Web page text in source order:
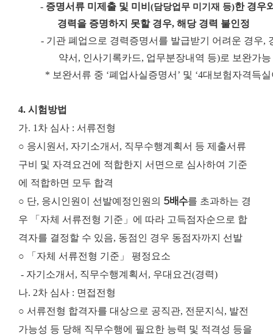
- 증명서류 미제출 및 미비(담당업무 미기재 등)한 경우
경력을 증명하지 못할 경우,해당 경력 불인정
- 기관 폐업으로 경력증명서를 발급받기 어려운 경우,
약서 , 인사기록카드, 업무분장내역 등)로 보완가능
* 보완서류 중 ‘폐업사실증명서 ’ 및 ‘4대보험자격득
4. 시험방법
가. 1차 심사 : 서류전형
○ 응시원서, 자기소개서, 직무수행계획서 등 제출서류
구비 및 자격요건에 적합한지 서면으로 심사하여 기준
에 적합하면 모두 합격
○ 단, 응시인원이 선발예정인원의 5배수를 초과하는 경
우 「자체 서류전형 기준」에 따라 고득점자순으로 합
격자를 결정할 수 있음, 동점인 경우 동점자까지 선발
○ 「자체 서류전형 기준」 평정요소
- 자기소개서, 직무수행계획서, 우대요건(경력)
나. 2차 심사 : 면접전형
○ 서류전형 합격자를 대상으로 공직관, 전문지식, 발전
가능성 등 당해 직무수행에 필요한 능력 및 적격성 등을